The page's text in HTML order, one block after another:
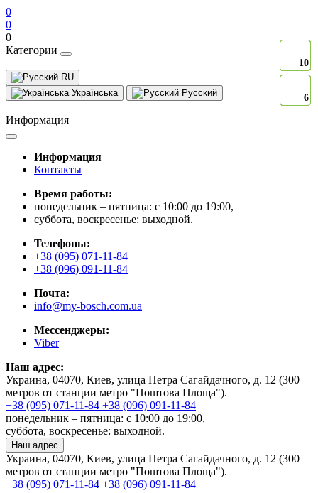
0
0
0
Категории
RU
Українська
Русский
Информация
Информация
Контакты
Время работы:
понедельник – пятница: с 10:00 до 19:00,
суббота, воскресенье: выходной.
Телефоны:
+38 (095) 071-11-84
+38 (096) 091-11-84
Почта:
info@my-bosch.com.ua
Мессенджеры:
Viber
Наш адрес:
Украина, 04070, Киев, улица Петра Сагайдачного, д. 12 (300
метров от станции метро "Поштова Площа").
+38 (095) 071-11-84 +38 (096) 091-11-84
понедельник – пятница: с 10:00 до 19:00,
суббота, воскресенье: выходной.
Наш адрес
Украина, 04070, Киев, улица Петра Сагайдачного, д. 12 (300
метров от станции метро "Поштова Площа").
+38 (095) 071-11-84 +38 (096) 091-11-84
10
6
10
6
10
6
10
6
10
6
10
6
10
6
10
6
10
6
10
6
10
6
10
6
10
6
10
6
10
6
10
6
10
6
10
6
10
6
10
6
10
6
10
6
10
6
10
6
10
6
10
6
10
6
10
6